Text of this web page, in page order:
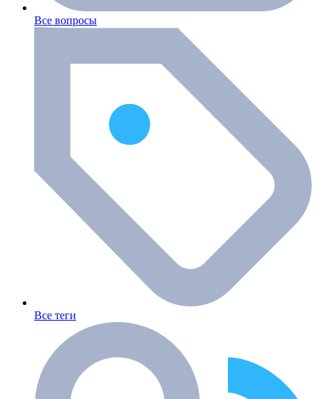
Все вопросы
Все теги